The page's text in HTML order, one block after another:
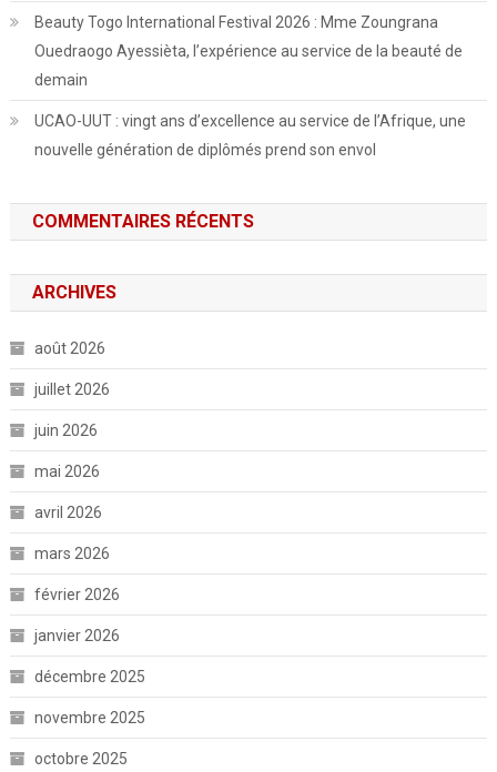
Beauty Togo International Festival 2026 : Mme Zoungrana
Ouedraogo Ayessièta, l’expérience au service de la beauté de
demain
UCAO-UUT : vingt ans d’excellence au service de l’Afrique, une
nouvelle génération de diplômés prend son envol
COMMENTAIRES RÉCENTS
ARCHIVES
août 2026
juillet 2026
juin 2026
mai 2026
avril 2026
mars 2026
février 2026
janvier 2026
décembre 2025
novembre 2025
octobre 2025